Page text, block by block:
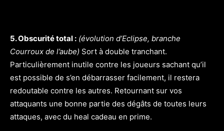
5. Obscurité total : (évolution d’Eclipse, branche
Courroux de l’aube) Sort à double tranchant.
Particulièrement inutile contre les joueurs sachant qu’il
est possible de s’en débarrasser facilement, il restera
redoutable contre les autres. Retournant sur vos
attaquants une bonne partie des dégâts de toutes leurs
attaques, avec du heal cadeau en prime.